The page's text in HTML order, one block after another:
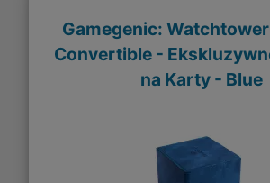
Gamegenic:
Convertible -
na Karty - Blue